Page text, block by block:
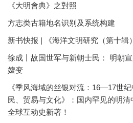
《大明會典》之對照
方志类古籍地名识别及系统构建
新书快报 | 《海洋文明研究（第十辑
徐成丨故国世军与新朝士民： 明朝
嬗变
《季风海域的丝银对流：16—17世
民、贸易与文化》：国内罕见的明
全球互动史新著！